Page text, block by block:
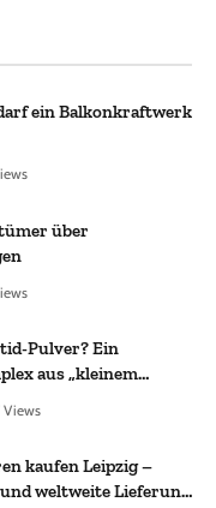
ein Balkonkraftwerk
über
Pulver? Ein
aus „kleinem
Views
kaufen Leipzig –
weltweite Lieferung